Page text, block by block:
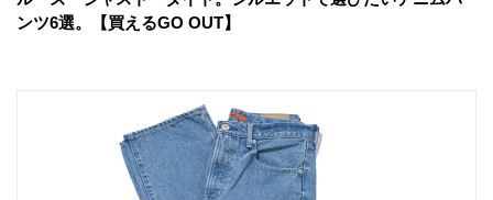
ンツ6選。【買えるGO OUT】